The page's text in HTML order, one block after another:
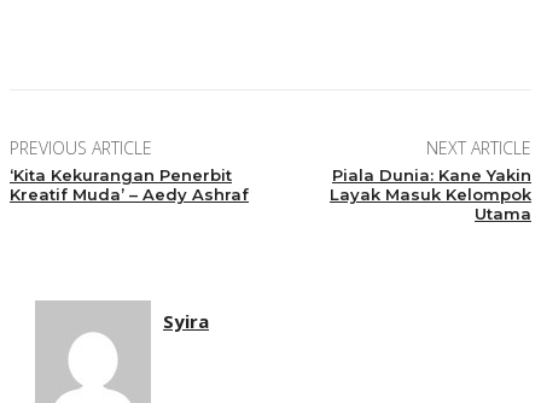
PREVIOUS ARTICLE
‘Kita Kekurangan Penerbit
Kreatif Muda’ – Aedy Ashraf
NEXT ARTICLE
Piala Dunia: Kane Yakin
Layak Masuk Kelompok
Utama
Syira